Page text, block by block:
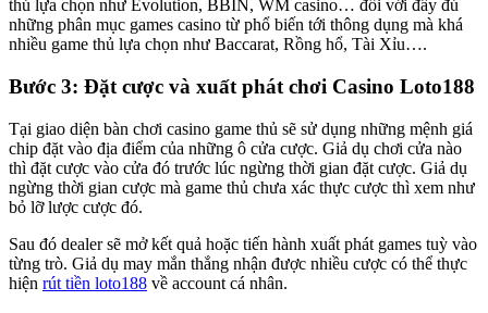
thủ lựa chọn như Evolution, BBIN, WM casino… đối với đầy đủ
những phân mục games casino từ phổ biến tới thông dụng mà khá
nhiều game thủ lựa chọn như Baccarat, Rồng hổ, Tài Xỉu….
Bước 3: Đặt cược và xuất phát chơi Casino Loto188
Tại giao diện bàn chơi casino game thủ sẽ sử dụng những mệnh giá
chip đặt vào địa điểm của những ô cửa cược. Giả dụ chơi cửa nào
thì đặt cược vào cửa đó trước lúc ngừng thời gian đặt cược. Giả dụ
ngừng thời gian cược mà game thủ chưa xác thực cược thì xem như
bỏ lỡ lược cược đó.
Sau đó dealer sẽ mở kết quả hoặc tiến hành xuất phát games tuỳ vào
từng trò. Giả dụ may mắn thắng nhận được nhiều cược có thể thực
hiện rút tiền loto188 về account cá nhân.